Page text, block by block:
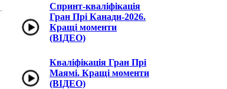
Спринт-кваліфікація
Гран Прі Канади-2026.
Кращі моменти
(ВІДЕО)
Кваліфікація Гран Прі
Маямі. Кращі моменти
(ВІДЕО)